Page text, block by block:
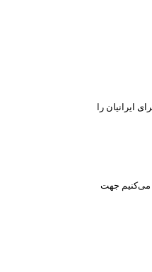
ایرانیان را
می‌کنیم جهت